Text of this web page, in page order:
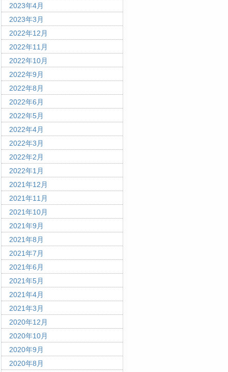
2023年4月
2023年3月
2022年12月
2022年11月
2022年10月
2022年9月
2022年8月
2022年6月
2022年5月
2022年4月
2022年3月
2022年2月
2022年1月
2021年12月
2021年11月
2021年10月
2021年9月
2021年8月
2021年7月
2021年6月
2021年5月
2021年4月
2021年3月
2020年12月
2020年10月
2020年9月
2020年8月